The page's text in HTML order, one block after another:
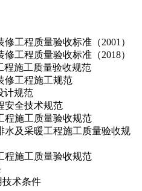
修工程质量验收标准（2001）
修工程质量验收标准（2018）
程施工质量验收规范
修工程施工规范
计规范
安全技术规范
程施工质量验收规范
水及采暖工程施工质量验收规
程施工质量验收规范
技术条件